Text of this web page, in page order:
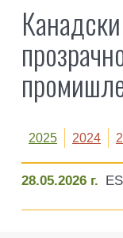
2025 2024
28.05.2026 г.